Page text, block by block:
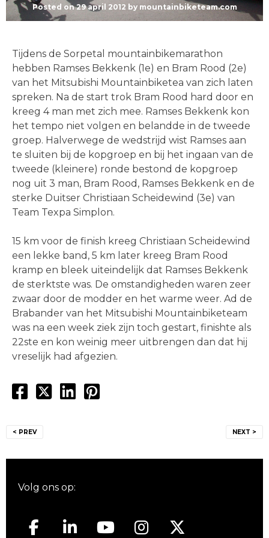
Posted on29 april 2012 by mountainbiketeam.com
Tijdens de Sorpetal mountainbikemarathon
hebben Ramses Bekkenk (1e) en Bram Rood (2e)
van het Mitsubishi Mountainbiketea van zich laten
spreken. Na de start trok Bram Rood hard door en
kreeg 4 man met zich mee. Ramses Bekkenk kon
het tempo niet volgen en belandde in de tweede
groep. Halverwege de wedstrijd wist Ramses aan
te sluiten bij de kopgroep en bij het ingaan van de
tweede (kleinere) ronde bestond de kopgroep
nog uit 3 man, Bram Rood, Ramses Bekkenk en de
sterke Duitser Christiaan Scheidewind (3e) van
Team Texpa Simplon.
15 km voor de finish kreeg Christiaan Scheidewind
een lekke band, 5 km later kreeg Bram Rood
kramp en bleek uiteindelijk dat Ramses Bekkenk
de sterktste was. De omstandigheden waren zeer
zwaar door de modder en het warme weer. Ad de
Brabander van het Mitsubishi Mountainbiketeam
was na een week ziek zijn toch gestart, finishte als
22ste en kon weinig meer uitbrengen dan dat hij
vreselijk had afgezien.
navigatie
< PREV NEXT >
Volg ons op: